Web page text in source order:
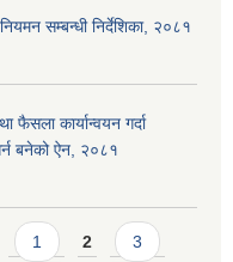
सम्बन्धी निर्देशिका, २०८१
फैसला कार्यान्वयन गर्दा
बनेको ऐन, २०८१
1 2 3